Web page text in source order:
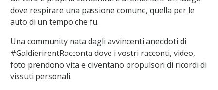
dove respirare una passione comune, quella per le
auto di un tempo che fu.
Una community nata dagli avvincenti aneddoti di
#GaldierirentRacconta dove i vostri racconti, video,
foto prendono vita e diventano propulsori di ricordi di
vissuti personali.